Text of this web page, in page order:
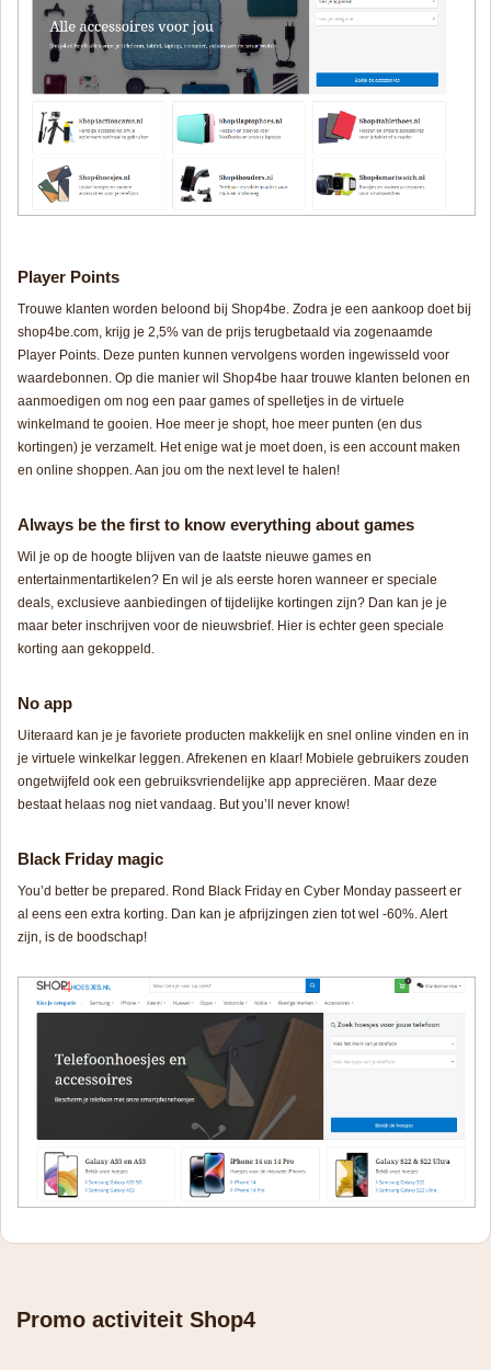
Player Points
Trouwe klanten worden beloond bij Shop4be. Zodra je een aankoop doet bij
shop4be.com, krijg je 2,5% van de prijs terugbetaald via zogenaamde
Player Points. Deze punten kunnen vervolgens worden ingewisseld voor
waardebonnen. Op die manier wil Shop4be haar trouwe klanten belonen en
aanmoedigen om nog een paar games of spelletjes in de virtuele
winkelmand te gooien. Hoe meer je shopt, hoe meer punten (en dus
kortingen) je verzamelt. Het enige wat je moet doen, is een account maken
en online shoppen. Aan jou om the next level te halen!
Always be the first to know everything about games
Wil je op de hoogte blijven van de laatste nieuwe games en
entertainmentartikelen? En wil je als eerste horen wanneer er speciale
deals, exclusieve aanbiedingen of tijdelijke kortingen zijn? Dan kan je je
maar beter inschrijven voor de nieuwsbrief. Hier is echter geen speciale
korting aan gekoppeld.
No app
Uiteraard kan je je favoriete producten makkelijk en snel online vinden en in
je virtuele winkelkar leggen. Afrekenen en klaar! Mobiele gebruikers zouden
ongetwijfeld ook een gebruiksvriendelijke app appreciëren. Maar deze
bestaat helaas nog niet vandaag. But you’ll never know!
Black Friday magic
You’d better be prepared. Rond Black Friday en Cyber Monday passeert er
al eens een extra korting. Dan kan je afprijzingen zien tot wel -60%. Alert
zijn, is de boodschap!
Promo activiteit Shop4